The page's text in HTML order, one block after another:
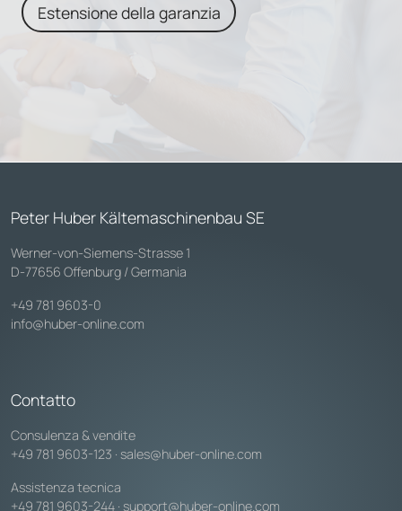
Estensione della garanzia
Peter Huber Kältemaschinenbau SE
Werner-von-Siemens-Strasse 1
D-77656 Offenburg / Germania
+49 781 9603-0
info@huber-online.com
Contatto
Consulenza & vendite
+49 781 9603-123 · sales@huber-online.com
Assistenza tecnica
+49 781 9603-244 · support@huber-online.com